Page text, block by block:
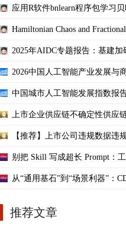
应用R软件bnlearn程序包学习
Hamiltonian Chaos and
2025年AIDC专题报告：基建加
2026中国人工智能产业发展与
中国城市人工智能发展指数报告
上市企业供应链不确定性供应
【推荐】上市公司违规数据违
别把 Skill 写成超长 Prompt：
从“通用基石”到“场景利器”：
推荐文章